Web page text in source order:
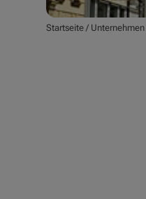
Startseite / Unternehmen